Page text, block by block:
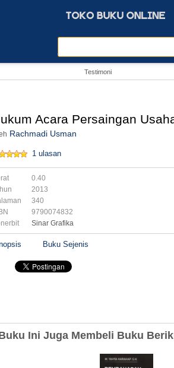
Testimoni
Acara Persaingan
Rachmadi Usman
1 ulasan
0.40
2013
340
9790074832
Sinar Grafika
Buku Sejenis
Ini Juga Membeli Buku